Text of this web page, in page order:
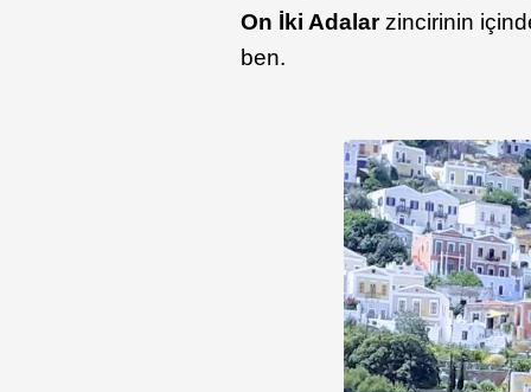
On İki Adalarzincirinin
ben.